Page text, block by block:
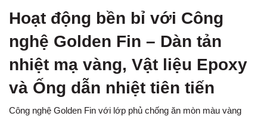
Hoạt động bền bỉ với Công
nghệ Golden Fin – Dàn tản
nhiệt mạ vàng, Vật liệu Epoxy
và Ống dẫn nhiệt tiên tiến
Công nghệ Golden Fin với lớp phủ chống ăn mòn màu vàng